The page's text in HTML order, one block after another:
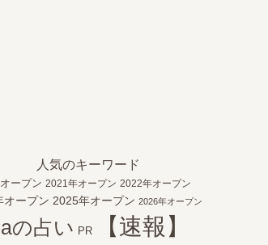
人気のキーワード
ープン 2021年オープン 2022年オープン
オープン 2025年オープン 2026年オープン
の占い PR
【速報】